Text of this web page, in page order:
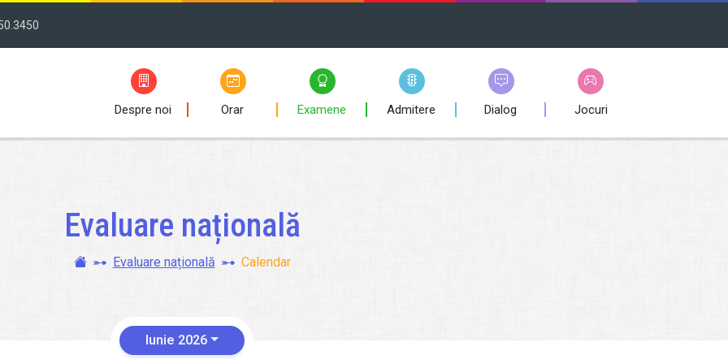
Despre noi Orar Examene Admitere Dialog Jocuri
Evaluare națională
Iunie 2026
Evaluare națională Calendar